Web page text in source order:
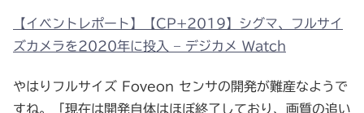
【イベントレポート】【CP+2019】シグマ、フルサイ
ズカメラを2020年に投入 – デジカメ Watch
やはりフルサイズ Foveon センサの開発が難産なようで
すね。「現在は開発自体はほぼ終了しており、画質の追い